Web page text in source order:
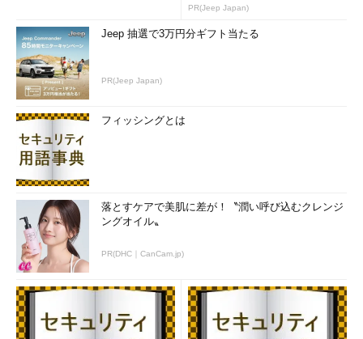
PR(Jeep Japan)
Jeep 抽選で3万円分ギフト当たる
PR(Jeep Japan)
フィッシングとは
落とすケアで美肌に差が！〝潤い呼び込むクレンジ
ングオイル〟
PR(DHC｜CanCam.jp)